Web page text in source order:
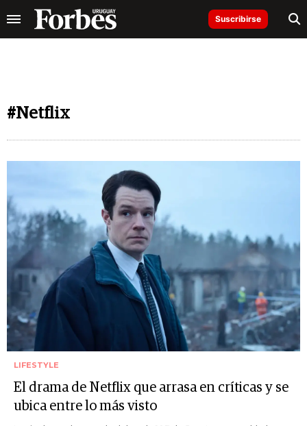
Suscribirse
#Netflix
LIFESTYLE
El drama de Netflix que arrasa en críticas y se
ubica entre lo más visto